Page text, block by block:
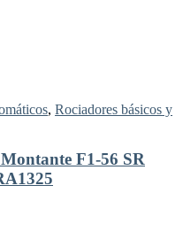
, Rociadores básicos y
F1-56 SR